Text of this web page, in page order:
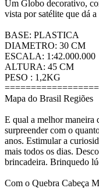
Um Globo decorativo,
vista por satélite que dá
BASE: PLASTICA
DIAMETRO: 30 CM
ESCALA: 1:42.000.000
ALTURA: 45 CM
PESO : 1,2KG
Mapa do Brasil Regiões
E qual a melhor maneira
surpreender com o
anos. Estimular a
mais todos os dias.
brincadeira. Brinquedo
Com o Quebra Cabeça